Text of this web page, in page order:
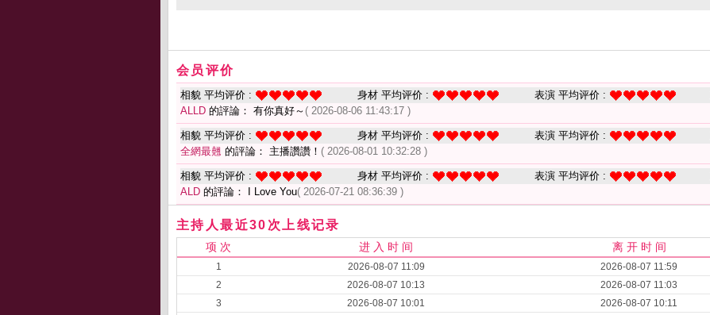
会员评价
相貌 平均评价 : 身材 平均评价 : 表演 平均评价 :
ALLD 的評論： 有你真好～ ( 2026-08-06 11:43:17 )
相貌 平均评价 : 身材 平均评价 : 表演 平均评价 :
全網最翹 的評論： 主播讚讚！ ( 2026-08-01 10:32:28 )
相貌 平均评价 : 身材 平均评价 : 表演 平均评价 :
ALD 的評論： I Love You( 2026-07-21 08:36:39 )
主持人最近30次上线记录
项 次 进 入 时 间 离 开 时 间
1 2026-08-07 11:09 2026-08-07 11:59
2
2026-08-07 10:13 2026-08-07 11:03
3
2026-08-07 10:01 2026-08-07 10:11